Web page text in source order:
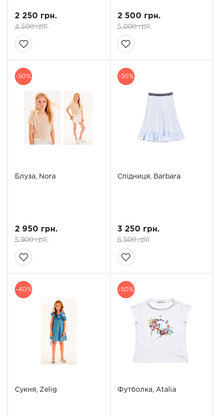
2 250 грн.
4 500 грн.
2 500 грн.
5 000 грн.
-50%
Блуза, Nora
2 950 грн.
5 900 грн.
-50%
Спідниця, Barbara
3 250 грн.
6 500 грн.
-40%
Сукня, Zelig
-50%
Футболка, Atalia